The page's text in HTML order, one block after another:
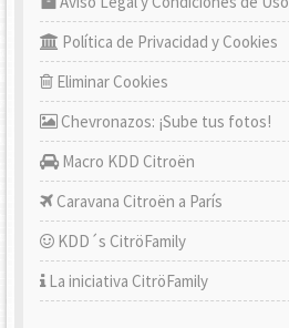
Política de Privacidad y Cookies
Eliminar Cookies
Chevronazos: ¡Sube tus fotos!
Macro KDD Citroën
Caravana Citroën a París
KDD´s CitröFamily
La iniciativa CitröFamily